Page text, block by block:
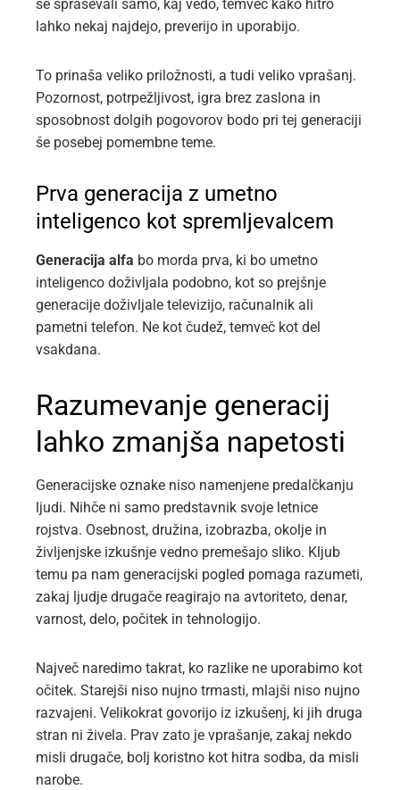
se spraševali samo, kaj vedo, temveč kako hitro
lahko nekaj najdejo, preverijo in uporabijo.
To prinaša veliko priložnosti, a tudi veliko vprašanj.
Pozornost, potrpežljivost, igra brez zaslona in
sposobnost dolgih pogovorov bodo pri tej generaciji
še posebej pomembne teme.
Prva generacija z umetno
inteligenco kot spremljevalcem
Generacija alfa bo morda prva, ki bo umetno
inteligenco doživljala podobno, kot so prejšnje
generacije doživljale televizijo, računalnik ali
pametni telefon. Ne kot čudež, temveč kot del
vsakdana.
Razumevanje generacij
lahko zmanjša napetosti
Generacijske oznake niso namenjene predalčkanju
ljudi. Nihče ni samo predstavnik svoje letnice
rojstva. Osebnost, družina, izobrazba, okolje in
življenjske izkušnje vedno premešajo sliko. Kljub
temu pa nam generacijski pogled pomaga razumeti,
zakaj ljudje drugače reagirajo na avtoriteto, denar,
varnost, delo, počitek in tehnologijo.
Največ naredimo takrat, ko razlike ne uporabimo kot
očitek. Starejši niso nujno trmasti, mlajši niso nujno
razvajeni. Velikokrat govorijo iz izkušenj, ki jih druga
stran ni živela. Prav zato je vprašanje, zakaj nekdo
misli drugače, bolj koristno kot hitra sodba, da misli
narobe.